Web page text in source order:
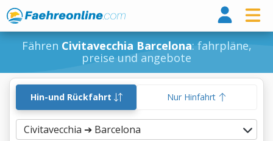
Fähren Civitavecchia Barcelona: fahrpläne,
preise und angebote
Hin-und Rückfahrt Nur Hinfahrt